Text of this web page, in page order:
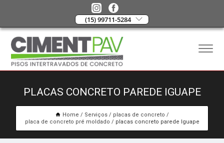
(15) 99711-5284
PLACAS CONCRETO PAREDE IGUAPE
Home Serviços
placas de concreto
placa de concreto pré moldado
placas concreto parede Iguape